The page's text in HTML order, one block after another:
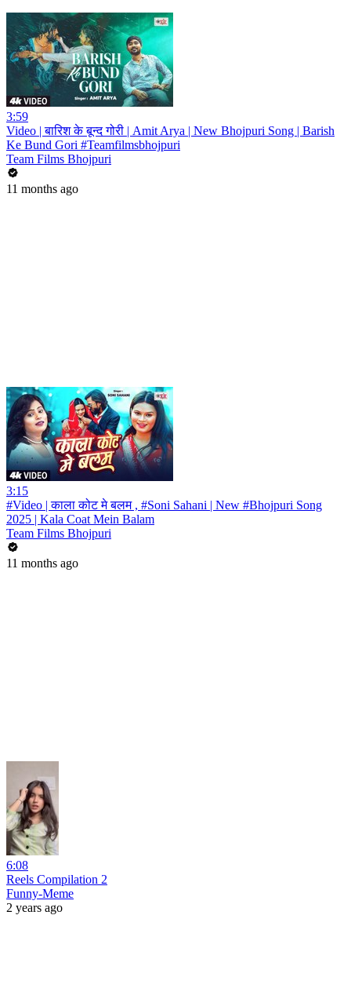
3:59
Video | बारिश के बून्द गोरी | Amit Arya | New Bhojpuri Song | Barish
Ke Bund Gori #Teamfilmsbhojpuri
Team Films Bhojpuri
11 months ago
3:15
#Video | काला कोट मे बलम , #Soni Sahani | New #Bhojpuri Song
2025 | Kala Coat Mein Balam
Team Films Bhojpuri
11 months ago
6:08
Reels Compilation 2
Funny-Meme
2 years ago